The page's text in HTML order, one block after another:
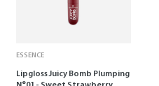
ESSENCE
Lipgloss Juicy Bomb Plumping